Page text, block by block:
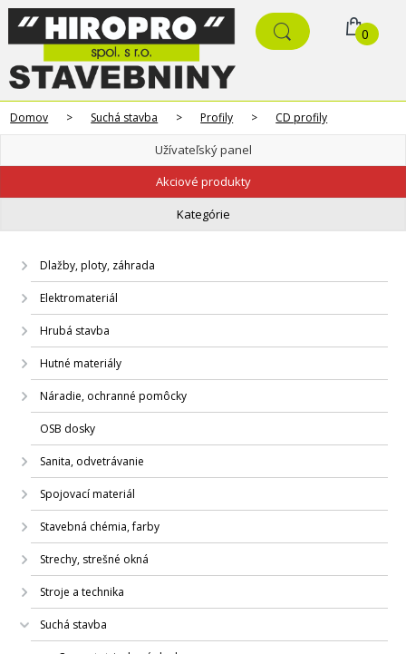
0
Domov > Suchá stavba > Profily > CD profily
Užívateľský panel
Akciové produkty
Kategórie
Dlažby, ploty, záhrada
Elektromateriál
Hrubá stavba
Hutné materiály
Náradie, ochranné pomôcky
OSB dosky
Sanita, odvetrávanie
Spojovací materiál
Stavebná chémia, farby
Strechy, strešné okná
Stroje a technika
Suchá stavba